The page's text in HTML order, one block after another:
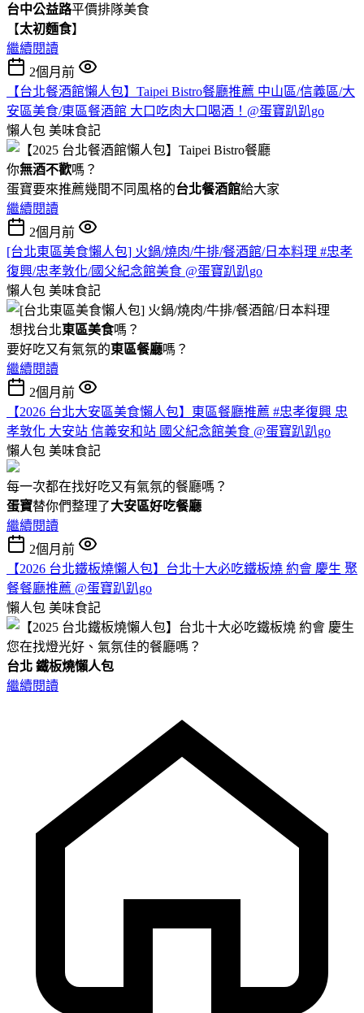
台中公益路平價排隊美食
【太初麵食】
繼續閱讀
2個月前
【台北餐酒館懶人包】Taipei Bistro餐廳推薦 中山區/信義區/大
安區美食/東區餐酒館 大口吃肉大口喝酒！@蛋寶趴趴go
懶人包 美味食記
你無酒不歡嗎？
蛋寶要來推薦幾間不同風格的台北餐酒館給大家
繼續閱讀
2個月前
[台北東區美食懶人包] 火鍋/燒肉/牛排/餐酒館/日本料理 #忠孝
復興/忠孝敦化/國父紀念館美食 @蛋寶趴趴go
懶人包 美味食記
想找台北東區美食嗎？
要好吃又有氣氛的東區餐廳嗎？
繼續閱讀
2個月前
【2026 台北大安區美食懶人包】東區餐廳推薦 #忠孝復興 忠
孝敦化 大安站 信義安和站 國父紀念館美食 @蛋寶趴趴go
懶人包 美味食記
每一次都在找好吃又有氣氛的餐廳嗎？
蛋寶替你們整理了大安區好吃餐廳
繼續閱讀
2個月前
【2026 台北鐵板燒懶人包】台北十大必吃鐵板燒 約會 慶生 聚
餐餐廳推薦 @蛋寶趴趴go
懶人包 美味食記
您在找燈光好、氣氛佳的餐廳嗎？
台北 鐵板燒懶人包
繼續閱讀